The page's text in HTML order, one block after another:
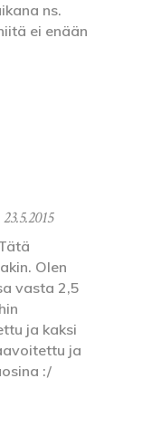
ns.
ei enään
23.5.2015
Olen
vasta 2,5
ja kaksi
ja
:/